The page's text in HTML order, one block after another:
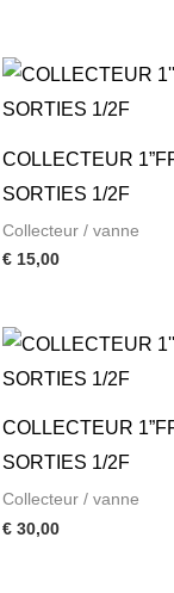
COLLECTEUR
SORTIES 1/2F
Collecteur / vanne
€15,00
COLLECTEUR
SORTIES 1/2F
Collecteur / vanne
€30,00